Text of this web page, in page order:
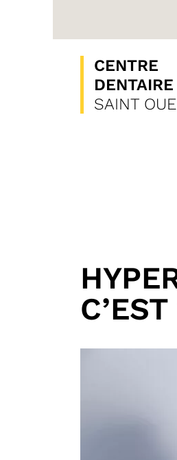
CENTRE
DENTAIRE
SAINT